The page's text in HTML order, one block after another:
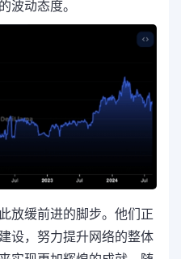
波动态度。
放缓前进的脚步。他们正
设，努力提升网络的整体